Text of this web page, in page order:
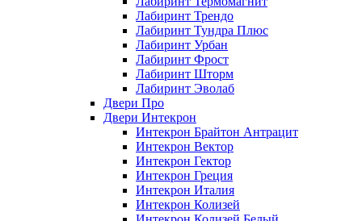
Лабиринт Трендо
Лабиринт Тундра Плюс
Лабиринт Урбан
Лабиринт Фрост
Лабиринт Шторм
Лабиринт Эволаб
Двери Про
Двери Интекрон
Интекрон Брайтон Антрацит
Интекрон Вектор
Интекрон Гектор
Интекрон Греция
Интекрон Италия
Интекрон Колизей